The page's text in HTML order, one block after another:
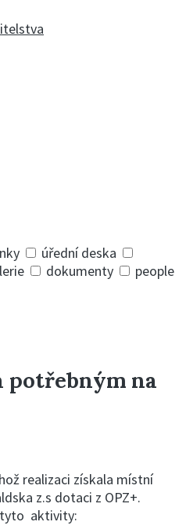
úřední deska
dokumenty people
potřebným na
realizaci získala místní
z.s dotaci z OPZ+.
tyto aktivity: